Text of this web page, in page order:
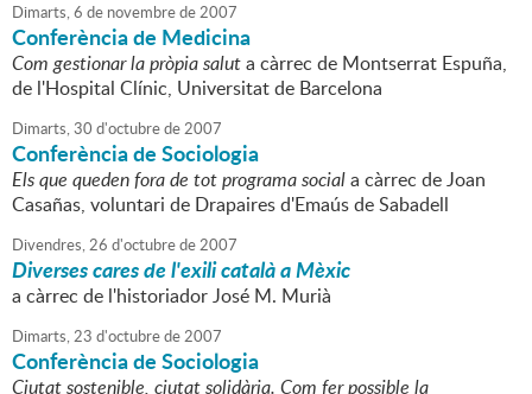
Dimarts,6 de novembrede2007
Conferència de Medicina
Com gestionar la pròpia saluta càrrec de Montserrat Espuña,
de l'Hospital Clínic, Universitat de Barcelona
Dimarts,30 d'octubrede2007
Conferència de Sociologia
Els que queden fora de tot programa sociala càrrec de Joan
Casañas, voluntari de Drapaires d'Emaús de Sabadell
Divendres,26 d'octubrede2007
Diverses cares de l'exili català a Mèxic
a càrrec de l'historiador José M. Murià
Dimarts,23 d'octubrede2007
Conferència de Sociologia
Ciutat sostenible, ciutat solidària. Com fer possible la